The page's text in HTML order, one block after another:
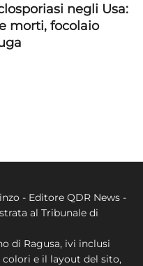
negli Usa:
morti, focolaio
- Editore QDR News -
al Tribunale di
di Ragusa, ivi inclusi
e il layout del sito,